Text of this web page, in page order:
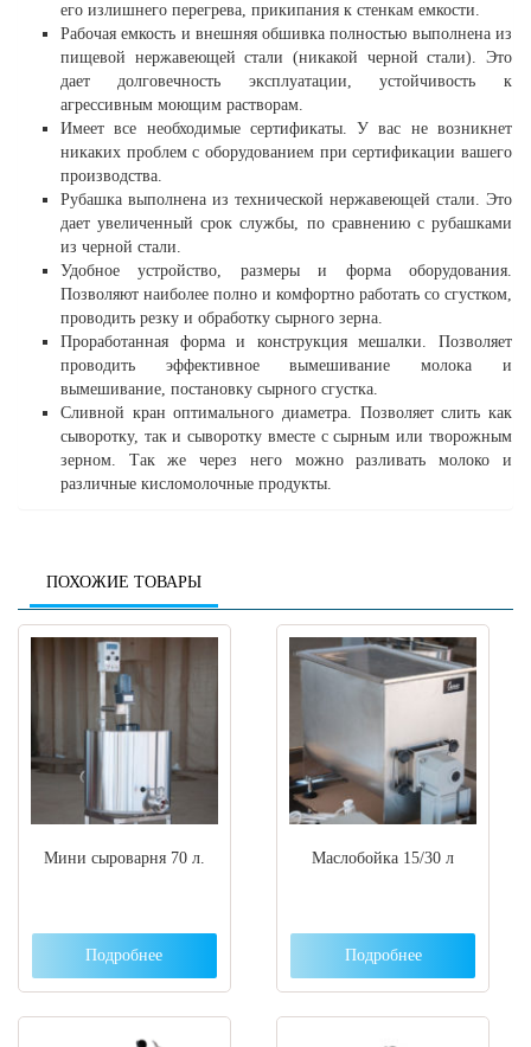
его излишнего перегрева, прикипания к стенкам емкости.
Рабочая емкость и внешняя обшивка полностью выполнена из
пищевой нержавеющей стали (никакой черной стали). Это
дает долговечность эксплуатации, устойчивость к
агрессивным моющим растворам.
Имеет все необходимые сертификаты. У вас не возникнет
никаких проблем с оборудованием при сертификации вашего
производства.
Рубашка выполнена из технической нержавеющей стали. Это
дает увеличенный срок службы, по сравнению с рубашками
из черной стали.
Удобное устройство, размеры и форма оборудования.
Позволяют наиболее полно и комфортно работать со сгустком,
проводить резку и обработку сырного зерна.
Проработанная форма и конструкция мешалки. Позволяет
проводить эффективное вымешивание молока и
вымешивание, постановку сырного сгустка.
Сливной кран оптимального диаметра. Позволяет слить как
сыворотку, так и сыворотку вместе с сырным или творожным
зерном. Так же через него можно разливать молоко и
различные кисломолочные продукты.
ПОХОЖИЕ ТОВАРЫ
Мини сыроварня 70 л.
Подробнее
Маслобойка 15/30 л
Подробнее